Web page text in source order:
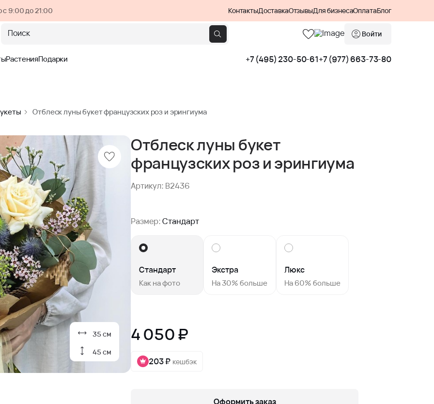
с 9:00 до 21:00 КонтактыДоставкаОтзывыДля бизнесаОплатаБлог
Поиск Войти
РастенияПодарки +7 (495) 230-50-61+7 (977) 663-73-80
Отблеск луны букет французских роз и эрингиума
35 см
45 см
Отблеск луны букет
французских роз и эрингиума
Артикул: B2436
Размер:Стандарт
Стандарт
Как на фото
Экстра
На 30% больше
Люкс
На 60% больше
4 050 ₽
203 ₽ кешбэк
Оформить заказ